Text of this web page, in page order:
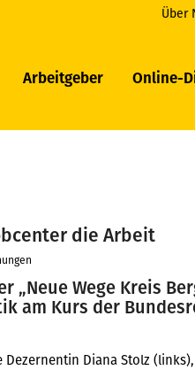
Über
Arbeitgeber Online-
die Arbeit
„Neue Wege Kreis
am Kurs der
Diana Stolz